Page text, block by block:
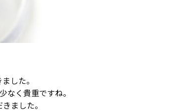
した。
なく貴重ですね。
ました。